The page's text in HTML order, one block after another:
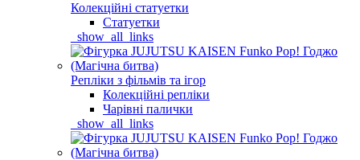
Колекційні статуетки
Статуетки
_show_all_links
Репліки з фільмів та ігор
Колекційні репліки
Чарівні палички
_show_all_links